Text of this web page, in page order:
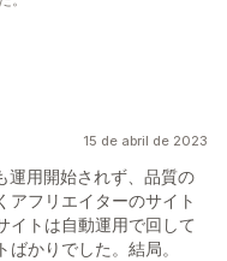
15 de abril de 2023
運用開始されず、品質の
アフリエイターのサイト
イトは自動運用で回して
かりでした。結局。